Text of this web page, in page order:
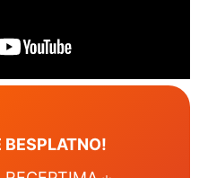
BESPLATNO!